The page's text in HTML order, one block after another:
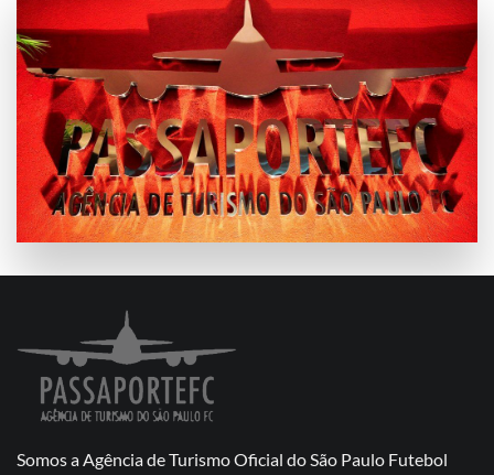
Somos a Agência de Turismo Oficial do São Paulo Futebol